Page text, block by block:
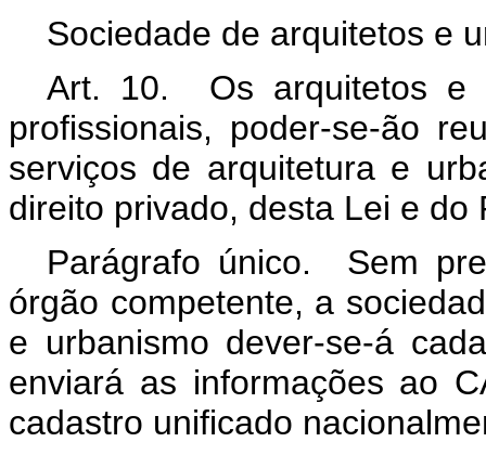
Sociedade de arquitetos e
Art. 10. Os arquitetos e
profissionais, poder-se-ão
serviços de arquitetura e
direito privado, desta Lei e
Parágrafo único. Sem
órgão competente, a
e urbanismo dever-se-á
enviará as informações ao
cadastro unificado